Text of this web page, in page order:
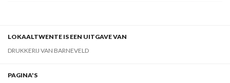
LOKAALTWENTE IS EEN UITGAVE VAN
DRUKKERIJ VAN BARNEVELD
PAGINA'S